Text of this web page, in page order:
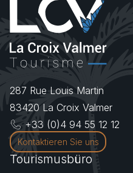
287 Rue Louis Martin
83420 La Croix Valmer
+33 (0)4 94 55 12 12
Kontaktieren Sie uns
Tourismusbüro